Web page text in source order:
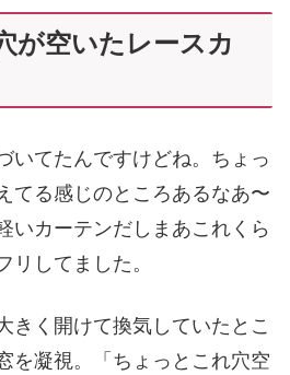
が空いたレースカ
いてたんですけどね。ちょっ
てる感じのところあるなあ〜
いカーテンだしまあこれくら
リしてました。
きく開けて換気していたとこ
を凝視。「ちょっとこれ穴空